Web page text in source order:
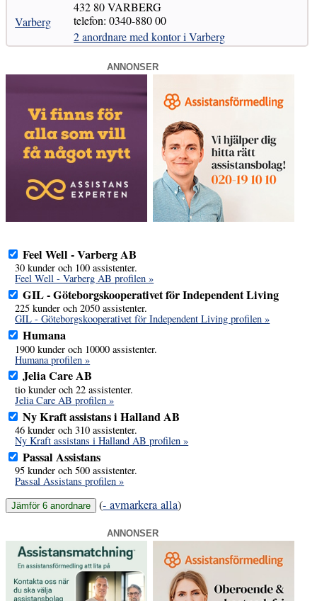
Varberg
432 80 VARBERG
telefon: 0340-880 00
2 anordnare med kontor i Varberg
ANNONSER
Feel Well - Varberg AB
30 kunder och 100 assistenter.
Feel Well - Varberg AB profilen »
GIL - Göteborgskooperativet för Independent Living
225 kunder och 2050 assistenter.
GIL - Göteborgskooperativet för Independent Living profilen »
Humana
1900 kunder och 10000 assistenter.
Humana profilen »
Jelia Care AB
tio kunder och 22 assistenter.
Jelia Care AB profilen »
Ny Kraft assistans i Halland AB
46 kunder och 310 assistenter.
Ny Kraft assistans i Halland AB profilen »
Passal Assistans
95 kunder och 500 assistenter.
Passal Assistans profilen »
(- avmarkera alla)
ANNONSER